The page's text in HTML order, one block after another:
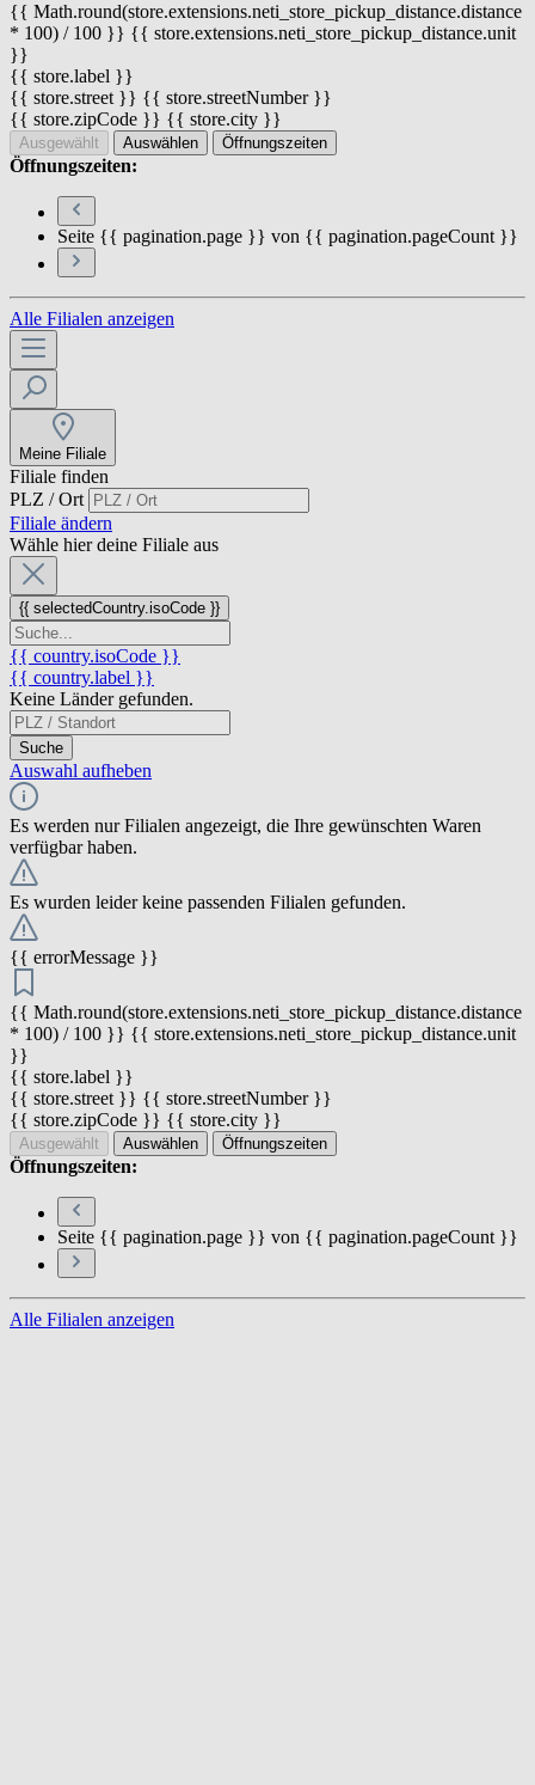
{{ Math.round(store.extensions.neti_store_pickup_distance.distance
* 100) / 100 }} {{ store.extensions.neti_store_pickup_distance.unit
}}
{{ store.label }}
{{ store.street }} {{ store.streetNumber }}
{{ store.zipCode }} {{ store.city }}
Ausgewählt Auswählen Öffnungszeiten
Öffnungszeiten:
Seite {{ pagination.page }} von {{ pagination.pageCount }}
Alle Filialen anzeigen
Meine Filiale
Filiale finden
PLZ / Ort
Filiale ändern
Wähle hier deine Filiale aus
{{ selectedCountry.isoCode }}
{{ country.isoCode }}
{{ country.label }}
Keine Länder gefunden.
Suche
Auswahl aufheben
Es werden nur Filialen angezeigt, die Ihre gewünschten Waren
verfügbar haben.
Es wurden leider keine passenden Filialen gefunden.
{{ errorMessage }}
{{ Math.round(store.extensions.neti_store_pickup_distance.distance
* 100) / 100 }} {{ store.extensions.neti_store_pickup_distance.unit
}}
{{ store.label }}
{{ store.street }} {{ store.streetNumber }}
{{ store.zipCode }} {{ store.city }}
Ausgewählt Auswählen Öffnungszeiten
Öffnungszeiten:
Seite {{ pagination.page }} von {{ pagination.pageCount }}
Alle Filialen anzeigen